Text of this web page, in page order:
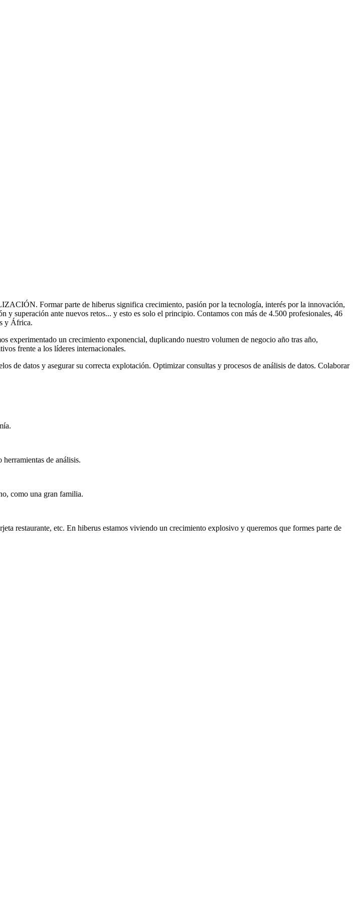
Formar parte de hiberus significa crecimiento, pasión por la tecnología, interés por la innovación,
superación ante nuevos retos... y esto es solo el principio. Contamos con más de 4.500 profesionales, 46
y África.
experimentado un crecimiento exponencial, duplicando nuestro volumen de negocio año tras año,
frente a los líderes internacionales.
de datos y asegurar su correcta explotación. Optimizar consultas y procesos de análisis de datos. Colaborar
de análisis.
como una gran familia.
restaurante, etc. En hiberus estamos viviendo un crecimiento explosivo y queremos que formes parte de